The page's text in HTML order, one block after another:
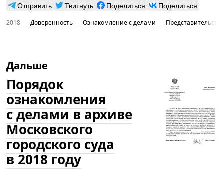
Отправить Твитнуть Поделиться Поделиться
2018 Доверенность Ознакомление с делами
Дальше
Порядок
ознакомления
с делами в архиве
Московского
городского суда
в 2018 году